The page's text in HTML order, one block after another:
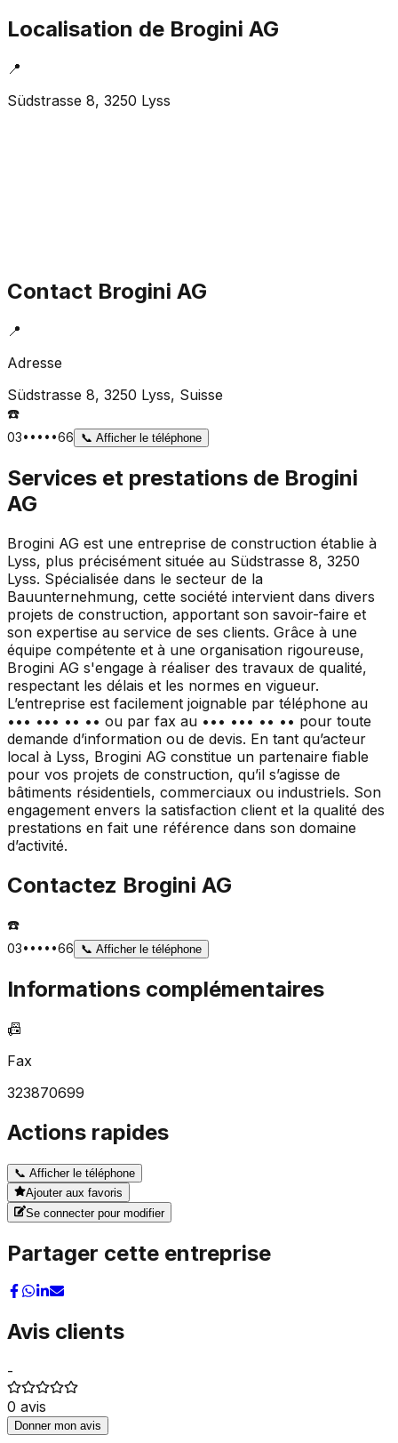
Localisation de Brogini AG
📍
Südstrasse 8, 3250 Lyss
Contact Brogini AG
📍
Adresse
Südstrasse 8, 3250 Lyss, Suisse
☎️
03•••••66 📞 Afficher le téléphone
Services et prestations de Brogini
AG
Brogini AG est une entreprise de construction établie à
Lyss, plus précisément située au Südstrasse 8, 3250
Lyss. Spécialisée dans le secteur de la
Bauunternehmung, cette société intervient dans divers
projets de construction, apportant son savoir-faire et
son expertise au service de ses clients. Grâce à une
équipe compétente et à une organisation rigoureuse,
Brogini AG s'engage à réaliser des travaux de qualité,
respectant les délais et les normes en vigueur.
L’entreprise est facilement joignable par téléphone au
••• ••• •• •• ou par fax au ••• ••• •• •• pour toute
demande d’information ou de devis. En tant qu’acteur
local à Lyss, Brogini AG constitue un partenaire fiable
pour vos projets de construction, qu’il s’agisse de
bâtiments résidentiels, commerciaux ou industriels. Son
engagement envers la satisfaction client et la qualité des
prestations en fait une référence dans son domaine
d’activité.
Contactez Brogini AG
☎️
03•••••66 📞 Afficher le téléphone
Informations complémentaires
📠
Fax
323870699
Actions rapides
📞 Afficher le téléphone
Ajouter aux favoris
Se connecter pour modifier
Partager cette entreprise
Avis clients
-
0 avis
Donner mon avis